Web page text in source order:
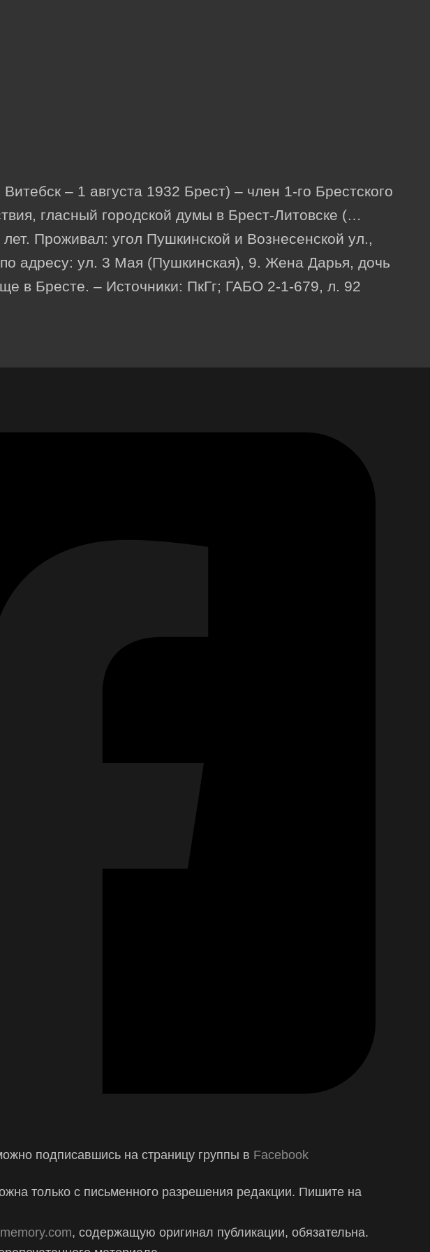
– 1 августа 1932 Брест) – член 1-го Брестского
гласный городской думы в Брест-Литовске (…
Проживал: угол Пушкинской и Вознесенской ул.,
адресу: ул. 3 Мая (Пушкинская), 9. Жена Дарья, дочь
в Бресте. – Источники: ПкГг; ГАБО 2-1-679, л. 92
подписавшись на страницу группы в Facebook
только с письменного разрешения редакции. Пишите на
, содержащую оригинал публикации, обязательна.